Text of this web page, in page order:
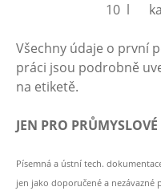
10 l
Všechny údaje o první
práci jsou podrobně
na etiketě.
JEN PRO
Písemná a ústní tech.
jen jako doporučené a nezávazné